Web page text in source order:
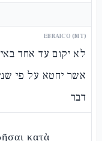
EBRAICO (MT)
לא יקום עד אחד
אשר יחטא על פי
דבר
κατὰ